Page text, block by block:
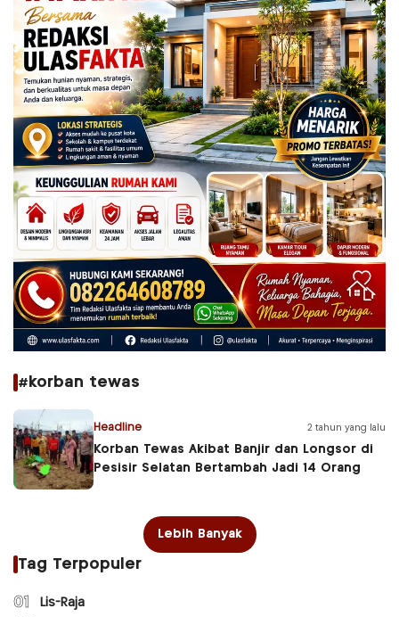
#korban tewas
Headline 2 tahun yang lalu
Korban Tewas Akibat Banjir dan Longsor di
Pesisir Selatan Bertambah Jadi 14 Orang
Lebih Banyak
Tag Terpopuler
01 Lis-Raja